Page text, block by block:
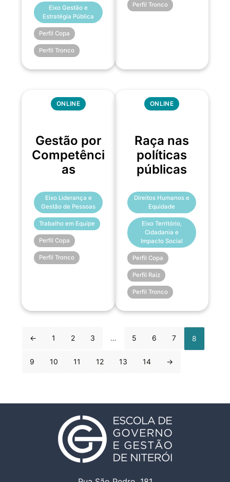
Eixo Gestão e
Estratégia Pública
Perfil Copa
Perfil Tronco
Perfil Tronco
ONLINE
Gestão por
Competênci
as
Eixo Liderança e
Gestão de Pessoas
Trabalho em Equipe
Perfil Copa
Perfil Tronco
ONLINE
Raça nas
políticas
públicas
Direitos Humanos e
Equidade
Eixo Território,
Cidadania e
Impacto Social
Perfil Copa
Perfil Raiz
Perfil Tronco
← 1 2 3 … 5 6 7 8
9 10 11 12 13 14 →